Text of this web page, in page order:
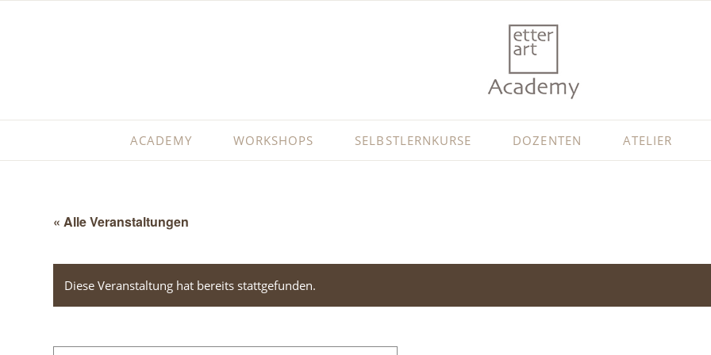
ACADEMY WORKSHOPS SELBSTLERNKURSE DOZENTEN ATELIER
« Alle Veranstaltungen
Diese Veranstaltung hat bereits stattgefunden.